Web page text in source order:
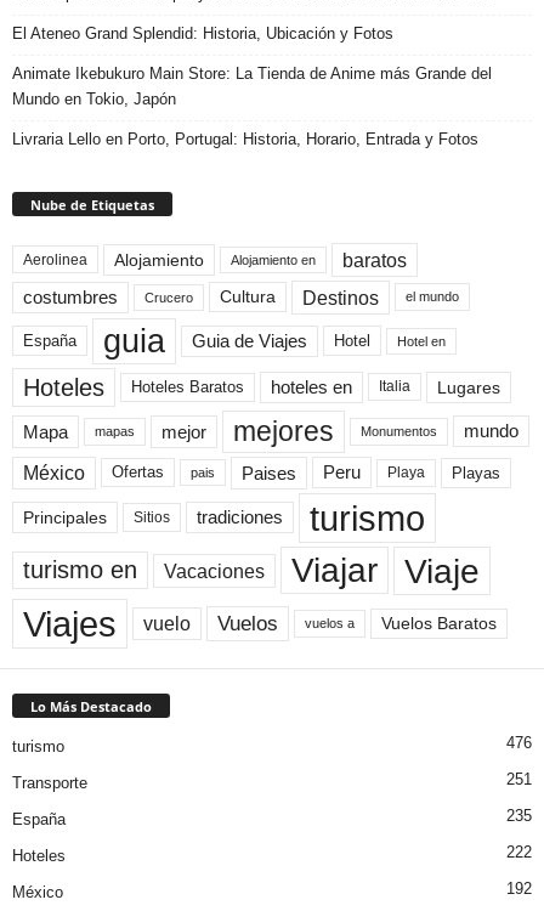
El Ateneo Grand Splendid: Historia, Ubicación y Fotos
Animate Ikebukuro Main Store: La Tienda de Anime más Grande del
Mundo en Tokio, Japón
Livraria Lello en Porto, Portugal: Historia, Horario, Entrada y Fotos
Nube de Etiquetas
Aerolinea Alojamiento Alojamiento en baratos
costumbres Crucero Cultura Destinos el mundo
España guia Guia de Viajes Hotel Hotel en
Hoteles Hoteles Baratos hoteles en Italia Lugares
Mapa mapas mejor mejores Monumentos mundo
México Ofertas pais Paises Peru Playa Playas
Principales Sitios tradiciones turismo
turismo en Vacaciones Viajar Viaje
Viajes vuelo Vuelos vuelos a Vuelos Baratos
Lo Más Destacado
turismo 476
Transporte 251
España 235
Hoteles 222
México 192